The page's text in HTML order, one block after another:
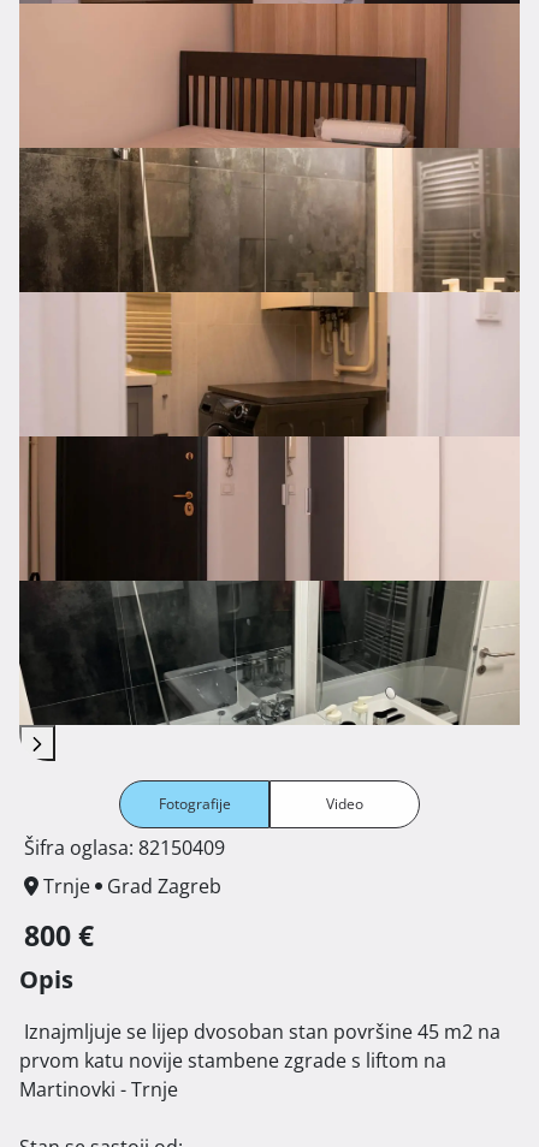
Fotografije Video
Šifra oglasa: 82150409
Trnje
Grad Zagreb
800 €
Opis
prvom katu novije stambene zgrade s liftom na
Martinovki - Trnje